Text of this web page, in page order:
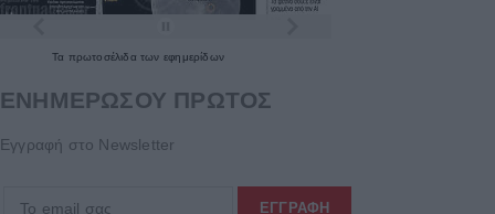
Τα πρωτοσέλιδατων εφημερίδων
ΕΝΗΜΕΡΩΣΟΥ ΠΡΩΤΟΣ
Εγγραφή στο Newsletter